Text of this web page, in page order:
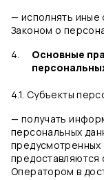
— исполнять
Законом о
Основные
4.1. Субъекты
— получать
персональных
предоставляются
Оператором в